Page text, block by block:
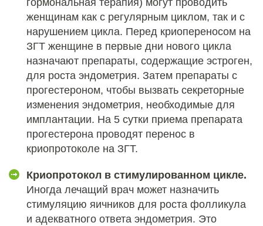
гормональная терапия) могут проводить
женщинам как с регулярным циклом, так и с
нарушением цикла. Перед криопереносом на
ЗГТ женщине в первые дни нового цикла
назначают препараты, содержащие эстроген,
для роста эндометрия. Затем препараты с
прогестероном, чтобы вызвать секреторные
изменения эндометрия, необходимые для
имплантации. На 5 сутки приема препарата
прогестерона проводят перенос в
криопротоколе на ЗГТ.
Криопротокол в стимулированном цикле.
Иногда лечащий врач может назначить
стимуляцию яичников для роста фолликула
и адекватного ответа эндометрия. Это